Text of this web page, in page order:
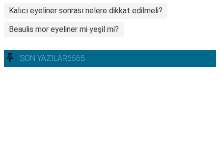
Kalıcı eyeliner sonrası nelere dikkat edilmeli?
Beaulis mor eyeliner mi yeşil mi?
SON YAZILAR6565